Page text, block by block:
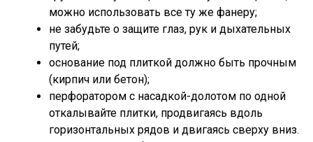
можно использовать все ту же фанеру;
не забудьте о защите глаз, рук и дыхательных
путей;
основание под плиткой должно быть прочным
(кирпич или бетон);
перфоратором с насадкой-долотом по одной
откалывайте плитки, продвигаясь вдоль
горизонтальных рядов и двигаясь сверху вниз.